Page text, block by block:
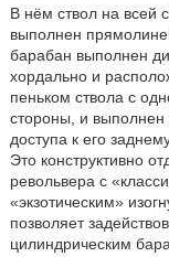
В нём ствол на всей
выполнен
барабан выполнен
хордально и
пеньком ствола с
стороны, и
доступа к его
Это конструктивно
револьвера с
«экзотическим»
позволяет
цилиндрическим